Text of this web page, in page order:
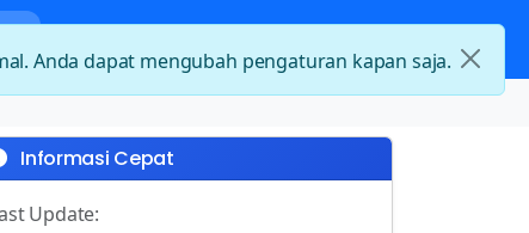
Informasi Cepat
Update:
Anda dapat mengubah pengaturan kapan saja.